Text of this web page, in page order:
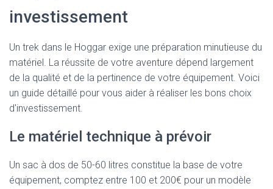
investissement
Un trek dans le Hoggar exige une préparation minutieuse du
matériel. La réussite de votre aventure dépend largement
de la qualité et de la pertinence de votre équipement. Voici
un guide détaillé pour vous aider à réaliser les bons choix
d'investissement.
Le matériel technique à prévoir
Un sac à dos de 50-60 litres constitue la base de votre
équipement, comptez entre 100 et 200€ pour un modèle